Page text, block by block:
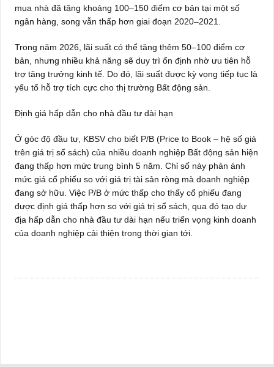
mua nhà đã tăng khoảng 100–150 điểm cơ bản tại một số
ngân hàng, song vẫn thấp hơn giai đoạn 2020–2021.
Trong năm 2026, lãi suất có thể tăng thêm 50–100 điểm cơ
bản, nhưng nhiều khả năng sẽ duy trì ổn định nhờ ưu tiên hỗ
trợ tăng trưởng kinh tế. Do đó, lãi suất được kỳ vọng tiếp tục là
yếu tố hỗ trợ tích cực cho thị trường Bất động sản.
Định giá hấp dẫn cho nhà đầu tư dài hạn
Ở góc độ đầu tư, KBSV cho biết P/B (Price to Book – hệ số giá
trên giá trị sổ sách) của nhiều doanh nghiệp Bất động sản hiện
đang thấp hơn mức trung bình 5 năm. Chỉ số này phản ánh
mức giá cổ phiếu so với giá trị tài sản ròng mà doanh nghiệp
đang sở hữu. Việc P/B ở mức thấp cho thấy cổ phiếu đang
được định giá thấp hơn so với giá trị sổ sách, qua đó tạo dư
địa hấp dẫn cho nhà đầu tư dài hạn nếu triển vọng kinh doanh
của doanh nghiệp cải thiện trong thời gian tới.